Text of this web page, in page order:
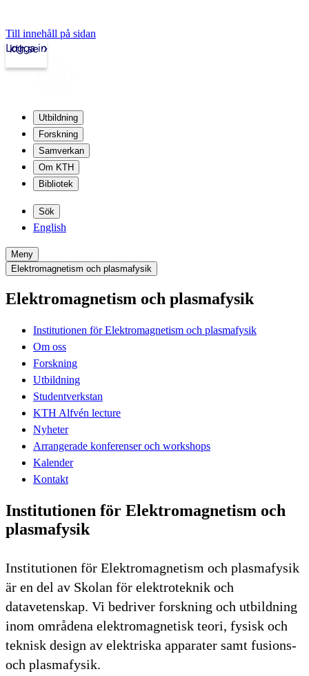
Till innehåll på sidan
kth.se
Logga in
Utbildning
Forskning
Samverkan
Om KTH
Bibliotek
Sök
English
Meny
Elektromagnetism och plasmafysik
Elektromagnetism och plasmafysik
Institutionen för Elektromagnetism och plasmafysik
Om oss
Forskning
Utbildning
Studentverkstan
KTH Alfvén lecture
Nyheter
Arrangerade konferenser och workshops
Kalender
Kontakt
Institutionen för Elektromagnetism och
plasmafysik
Institutionen för Elektromagnetism och plasmafysik
är en del av Skolan för elektroteknik och
datavetenskap. Vi bedriver forskning och utbildning
inom områdena elektromagnetisk teori, fysisk och
teknisk design av elektriska apparater samt fusions-
och plasmafysik.